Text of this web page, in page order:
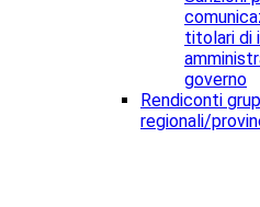
titolari di
governo
Rendiconti
regionali/